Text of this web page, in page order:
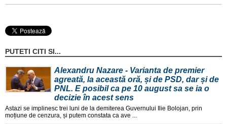
PUTETI CITI SI...
Alexandru Nazare - Varianta de premier
agreată, la această oră, și de PSD, dar și de
PNL. E posibil ca pe 10 august sa se ia o
decizie în acest sens
Astazi se implinesc trei luni de la demiterea Guvernului Ilie Bolojan, prin
moțiune de cenzura, și putem constata ca ave ...